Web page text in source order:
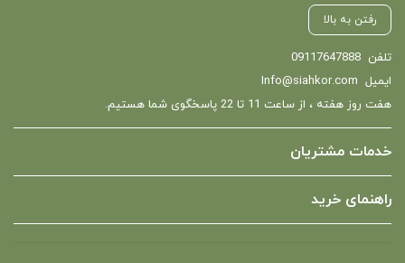
رفتن به بالا
تلفن 09117647888
ایمیل Info@siahkor.com
هفت روز هفته ، از ساعت 11 تا 22 پاسخگوی شما هستیم.
خدمات مشتریان
راهنمای خرید